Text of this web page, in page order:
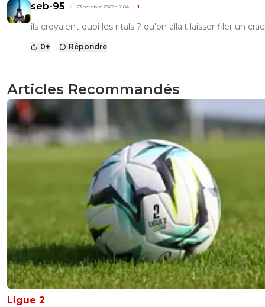
seb-95 23 octobre 2022 à 7:04 +1
ils croyaient quoi les ritals ? qu'on allait laisser filer un
0+ Répondre
Articles Recommandés
Ligue 2